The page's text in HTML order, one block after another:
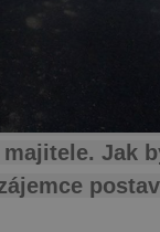
Jak